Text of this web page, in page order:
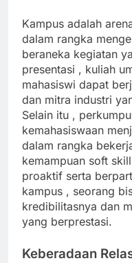
Kampus adalah
dalam rangka
beraneka kegiatan
presentasi , kuliah
mahasiswi dapat
dan mitra industri
Selain itu ,
kemahasiswaan
dalam rangka
kemampuan soft
proaktif serta
kampus , seorang
kredibilitasnya dan
yang berprestasi.
Keberadaan